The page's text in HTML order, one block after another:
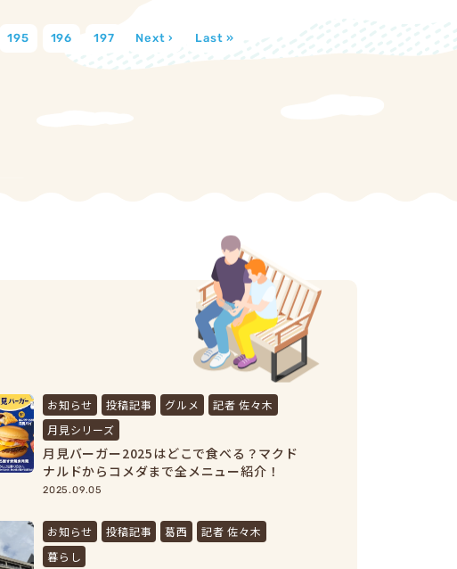
195 196 197 Next › Last »
お知らせ 投稿記事 グルメ
記者 佐々木
月見シリーズ
月見バーガー2025はどこで食べる？マクド
ナルドからコメダまで全メニュー紹介！
2025.09.05
お知らせ 投稿記事 葛西
記者 佐々木
暮らし